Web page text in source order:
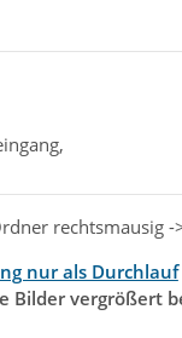
nur als Durchlauf
Bilder vergrößert